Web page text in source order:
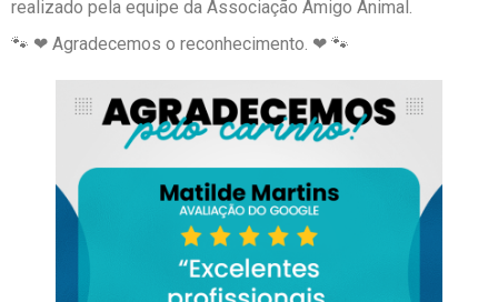
realizado pela equipe da Associação Amigo Animal.
🐾 ❤ Agradecemos o reconhecimento. ❤ 🐾